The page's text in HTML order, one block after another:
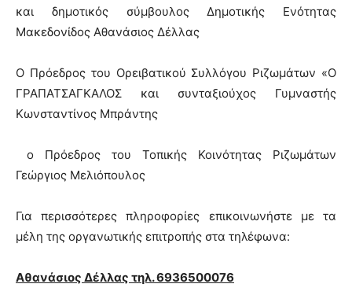
και δημοτικός σύμβουλος Δημοτικής Ενότητας
Μακεδονίδος Αθανάσιος Δέλλας
Ο Πρόεδρος του Ορειβατικού Συλλόγου Ριζωμάτων «Ο
ΓΡΑΠΑΤΣΑΓΚΑΛΟΣ και συνταξιούχος Γυμναστής
Κωνσταντίνος Μπράντης
ο Πρόεδρος του Τοπικής Κοινότητας Ριζωμάτων
Γεώργιος Μελιόπουλος
Για περισσότερες πληροφορίες επικοινωνήστε με τα
μέλη της οργανωτικής επιτροπής στα τηλέφωνα:
Αθανάσιος Δέλλας τηλ. 6936500076